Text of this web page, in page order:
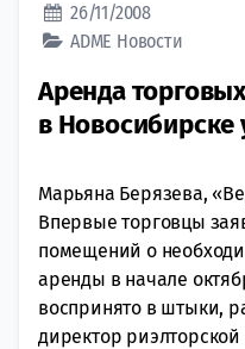
26/11/2008
ADME Новости
Аренда
в Новосибирске
Марьяна Берязева,
Впервые торговцы
помещений о
аренды в начале
воспринято в штыки,
директор